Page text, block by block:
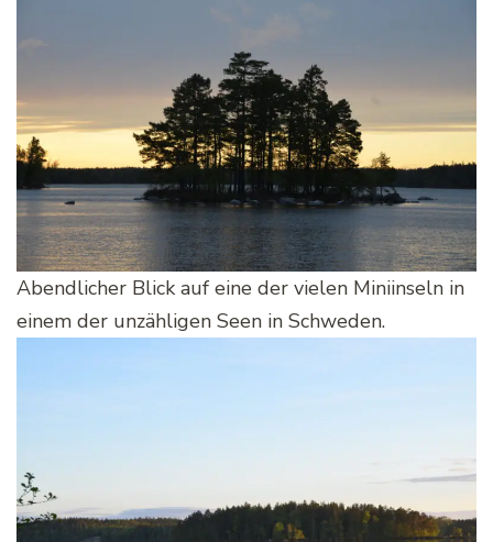
Abendlicher Blick auf eine der vielen Miniinseln in
einem der unzähligen Seen in Schweden.